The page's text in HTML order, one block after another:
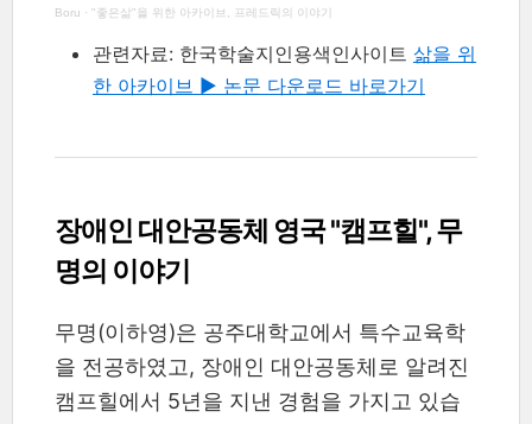
Boru · "좋은삶"을 위한 아카이브, 프레드릭의 이야기
관련자료: 한국학술지인용색인사이트 삶을 위
한 아카이브 ▶︎ 논문 다운로드 바로가기
장애인 대안공동체 영국 "캠프힐", 무
명의 이야기
무명(이하영)은 공주대학교에서 특수교육학
을 전공하였고, 장애인 대안공동체로 알려진
캠프힐에서 5년을 지낸 경험을 가지고 있습